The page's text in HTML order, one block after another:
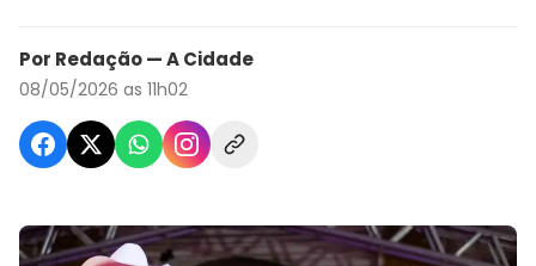
Por Redação — A Cidade
08/05/2026 as 11h02